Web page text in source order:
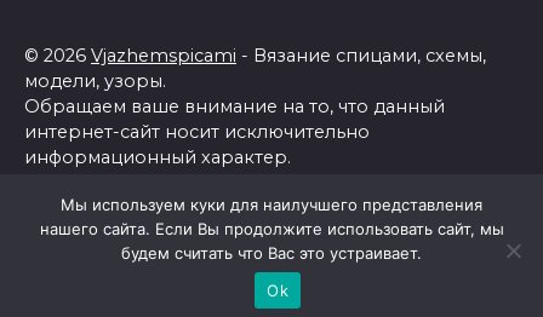
© 2026 Vjazhemspicami - Вязание спицами, схемы,
модели, узоры.
Обращаем ваше внимание на то, что данный
интернет-сайт носит исключительно
информационный характер.
Все права защищены.
Политика конфиденциальности
Мы используем куки для наилучшего представления
нашего сайта. Если Вы продолжите использовать сайт, мы
будем считать что Вас это устраивает.
Ok